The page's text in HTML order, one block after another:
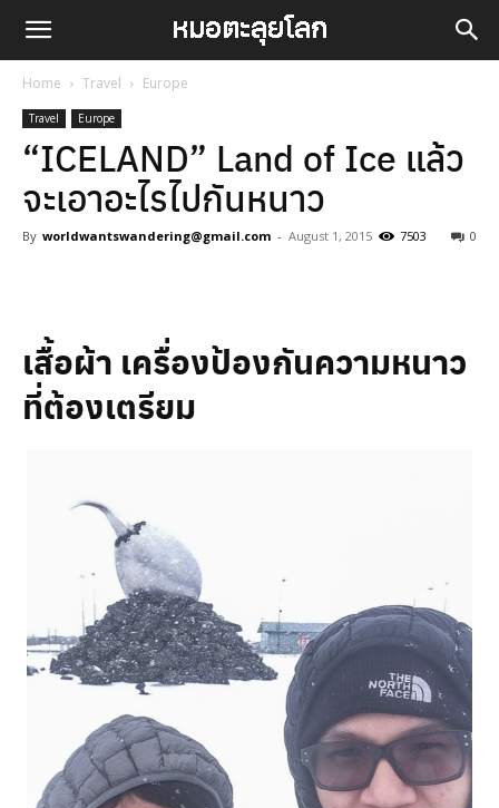
Home Travel Europe
Travel Europe
“ICELAND” Land of Ice แล้ว
จะเอาอะไรไปกันหนาว
By worldwantswandering@gmail.com - August 1, 2015 0
7503
เสื้อผ้า เครื่องป้องกันความหนาว
ที่ต้องเตรียม